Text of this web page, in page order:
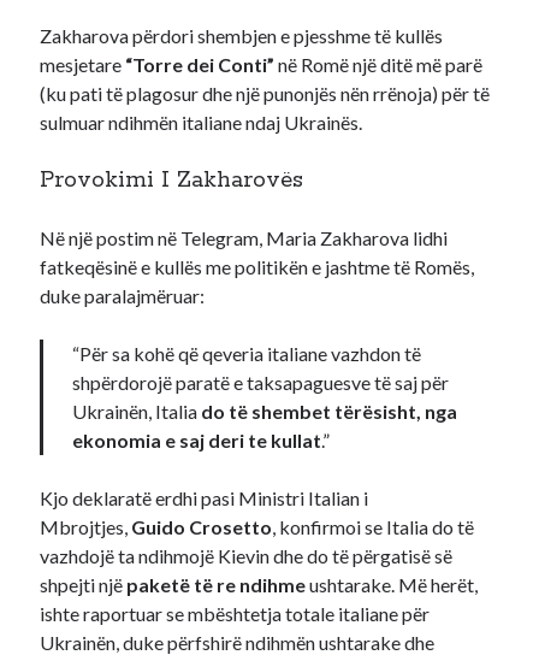
Recent Comments
A WordPress Commenteron Hello world!
Zakharova përdori shembjen e pjesshme të kullës
mesjetare “Torre dei Conti” në Romë një ditë më parë
(ku pati të plagosur dhe një punonjës nën rrënoja) për të
sulmuar ndihmën italiane ndaj Ukrainës.
Provokimi I Zakharovës
Në një postim në Telegram, Maria Zakharova lidhi
fatkeqësinë e kullës me politikën e jashtme të Romës,
duke paralajmëruar:
“Për sa kohë që qeveria italiane vazhdon të
shpërdorojë paratë e taksapaguesve të saj për
Ukrainën, Italia do të shembet tërësisht, nga
ekonomia e saj deri te kullat.”
Kjo deklaratë erdhi pasi Ministri Italian i
Mbrojtjes, Guido Crosetto, konfirmoi se Italia do të
vazhdojë ta ndihmojë Kievin dhe do të përgatisë së
shpejti një paketë të re ndihmeushtarake. Më herët,
ishte raportuar se mbështetja totale italiane për
Ukrainën, duke përfshirë ndihmën ushtarake dhe